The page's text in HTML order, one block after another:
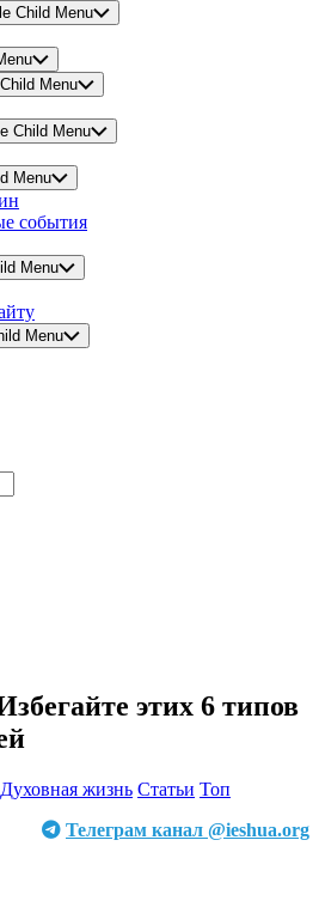
Child Menu
Menu
Child Menu
Menu
события
Menu
Menu
этих 6 типов
Духовная жизнь Статьи Топ
Телеграм канал @ieshua.org